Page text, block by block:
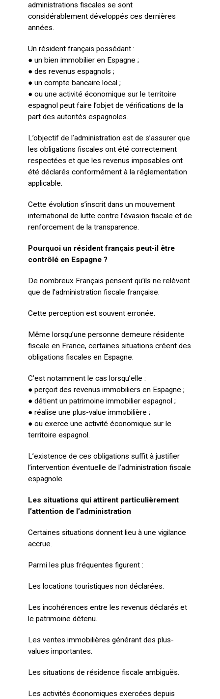
administrations fiscales se sont
considérablement développés ces dernières
années.
Un résident français possédant :
● un bien immobilier en Espagne ;
● des revenus espagnols ;
● un compte bancaire local ;
● ou une activité économique sur le territoire
espagnol peut faire l’objet de vérifications de la
part des autorités espagnoles.
L’objectif de l’administration est de s’assurer que
les obligations fiscales ont été correctement
respectées et que les revenus imposables ont
été déclarés conformément à la réglementation
applicable.
Cette évolution s’inscrit dans un mouvement
international de lutte contre l’évasion fiscale et de
renforcement de la transparence.
Pourquoi un résident français peut-il être
contrôlé en Espagne ?
De nombreux Français pensent qu’ils ne relèvent
que de l’administration fiscale française.
Cette perception est souvent erronée.
Même lorsqu’une personne demeure résidente
fiscale en France, certaines situations créent des
obligations fiscales en Espagne.
C’est notamment le cas lorsqu’elle :
● perçoit des revenus immobiliers en Espagne ;
● détient un patrimoine immobilier espagnol ;
● réalise une plus-value immobilière ;
● ou exerce une activité économique sur le
territoire espagnol.
L’existence de ces obligations suffit à justifier
l’intervention éventuelle de l’administration fiscale
espagnole.
Les situations qui attirent particulièrement
l’attention de l’administration
Certaines situations donnent lieu à une vigilance
accrue.
Parmi les plus fréquentes figurent :
Les locations touristiques non déclarées.
Les incohérences entre les revenus déclarés et
le patrimoine détenu.
Les ventes immobilières générant des plus-
values importantes.
Les situations de résidence fiscale ambiguës.
Les activités économiques exercées depuis